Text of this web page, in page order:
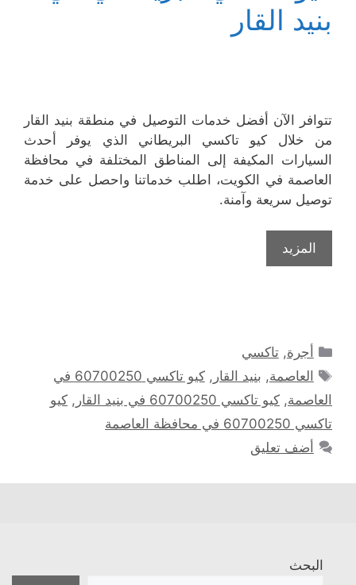
بنيد القار
تتوافر الآن أفضل خدمات التوصيل في منطقة بنيد القار
من خلال كيو تاكسي البريطاني الذي يوفر أحدث
السيارات المكيفة إلى المناطق المختلفة في محافظة
العاصمة في الكويت، اطلب خدماتنا واحصل على خدمة
توصيل سريعة وآمنة.
المزيد
التصنيفات
أجرة,تاكسي
الوسوم
العاصمة, بنيد القار ,
كيو تاكسي 60700250 في
العاصمة, كيو تاكسي 60700250 في بنيد القار , كيو
تاكسي 60700250 في محافظة العاصمة
أضف تعليق
البحث